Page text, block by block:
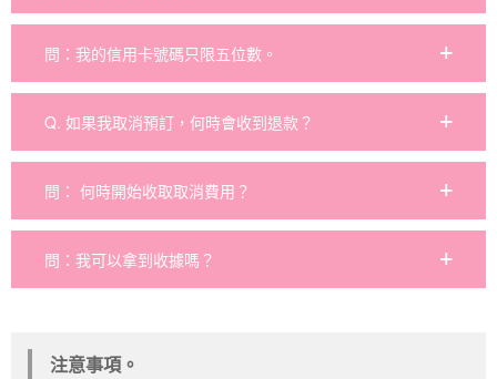
問：我的信用卡號碼只限五位數。
Q. 如果我取消預訂，何時會收到退款？
問： 何時開始收取取消費用？
問：我可以拿到收據嗎？
注意事項。